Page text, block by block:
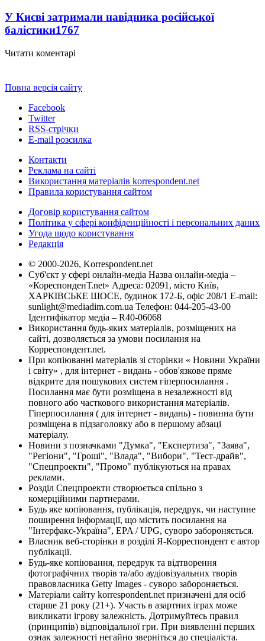
У Києві затримали навідника російської
балістики1767
Читати коментарі
Повна версія сайту
Facebook
Twitter
RSS-стрічки
E-mail розсилка
Контакти
Реклама на сайті
Використання матеріалів korrespondent.net
Правила користування сайтом
Договір користування сайтом
Політика у сфері конфіденційності і персональних даних
Угода щодо користування
Редакція
© 2000-2026, Korrespondent.net
Суб'єкт у сфері онлайн-медіа Назва онлайн-медіа –
«КореспонденТ.net» Адреса: 02091, місто Київ,
ХАРКІВСЬКЕ ШОСЕ, будинок 172-Б, офіс 208/1 E-mail:
sunlight@mediadim.com.ua Телефон: 044-205-43-00
Ідентифікатор медіа – R40-06068
Використання будь-яких матеріалів, розміщених на
сайті, дозволяється за умови посилання на
Корреспондент.net.
При копіюванні матеріалів зі сторінки « Новини України
і світу» , для інтернет - видань - обов'язкове пряме
відкрите для пошукових систем гіперпосилання .
Посилання має бути розміщена в незалежності від
повного або часткового використання матеріалів.
Гіперпосилання ( для інтернет - видань) - повинна бути
розміщена в підзаголовку або в першому абзаці
матеріалу.
Новини з позначками "Думка", "Експертиза", "Заява",
"Регіони", "Гроші", "Влада", "Вибори", "Тест-драйв",
"Спецпроекти", "Промо" публікуються на правах
реклами.
Розділ Спецпроекти створюється спільно з
комерційними партнерами.
Будь яке копіювання, публікація, передрук, чи наступне
поширення інформації, що містить посилання на
"Інтерфакс-Україна", EPA / UPG, суворо забороняється.
Власник веб-сторінки в розділі Я-Корреспондент є автор
публікації.
Будь-яке копіювання, передрук та відтворення
фотографічних творів та/або аудіовізуальних творів
правовласника Getty Images - суворо забороняється.
Матеріали сайту korrespondent.net призначені для осіб
старше 21 року (21+). Участь в азартних іграх може
викликати ігрову залежність. Дотримуйтесь правил
(принципів) відповідальної гри. При виявленні перших
ознак залежності негайно зверніться до спеціаліста.